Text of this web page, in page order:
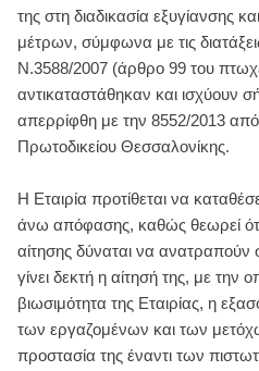
της στη διαδικασία εξυγίανσης
μέτρων, σύμφωνα με τις
Ν.3588/2007 (άρθρο 99 του
αντικαταστάθηκαν και ισχύουν
απερρίφθη με την 8552/2013
Πρωτοδικείου Θεσσαλονίκης.
Η Εταιρία προτίθεται να
άνω απόφασης, καθώς θεωρεί
αίτησης δύναται να
γίνει δεκτή η αίτησή της, με την
βιωσιμότητα της Εταιρίας, η
των εργαζομένων και των
προστασία της έναντι των